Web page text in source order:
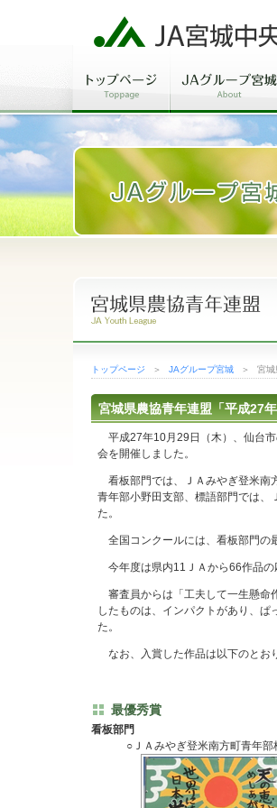
トップページ ＞ JAグループ宮城 ＞ 宮城
宮城県農協青年連盟「平成27
平成27年10月29日（木）、仙台
会を開催しました。
看板部門では、ＪＡみやぎ登米南
青年部小野田支部、標語部門では、
た。
全国コンクールには、看板部門の
今年度は県内11ＪＡから66作品
審査員からは「工夫して一生懸命
したものは、インパクトがあり、
た。
なお、入賞した作品は以下のとお
最優秀賞
看板部門
○ＪＡみやぎ登米南方町青年部